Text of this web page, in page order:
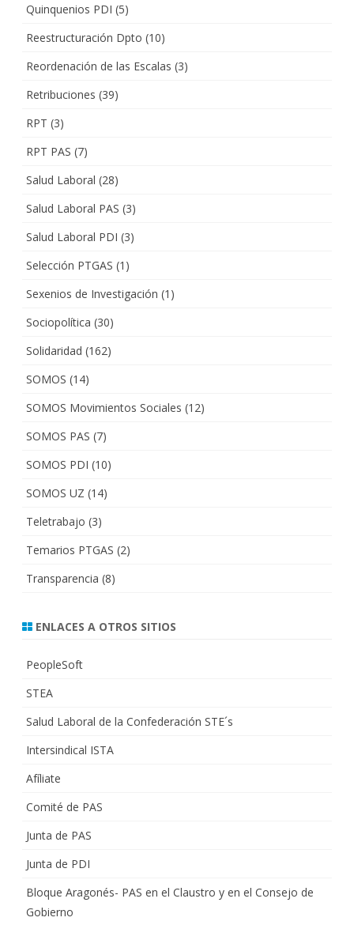
Quinquenios PDI (5)
Reestructuración Dpto (10)
Reordenación de las Escalas (3)
Retribuciones (39)
RPT (3)
RPT PAS (7)
Salud Laboral (28)
Salud Laboral PAS (3)
Salud Laboral PDI (3)
Selección PTGAS (1)
Sexenios de Investigación (1)
Sociopolítica (30)
Solidaridad (162)
SOMOS (14)
SOMOS Movimientos Sociales (12)
SOMOS PAS (7)
SOMOS PDI (10)
SOMOS UZ (14)
Teletrabajo (3)
Temarios PTGAS (2)
Transparencia (8)
ENLACES A OTROS SITIOS
PeopleSoft
STEA
Salud Laboral de la Confederación STE´s
Intersindical ISTA
Afíliate
Comité de PAS
Junta de PAS
Junta de PDI
Bloque Aragonés- PAS en el Claustro y en el Consejo de
Gobierno